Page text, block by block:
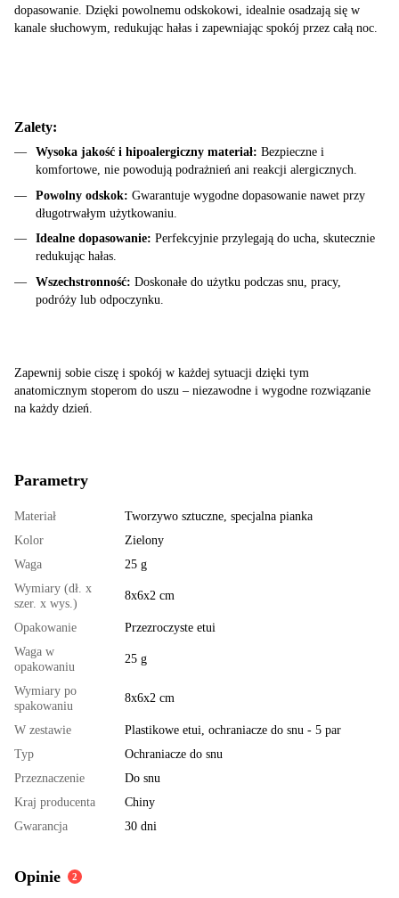
dopasowanie. Dzięki powolnemu odskokowi, idealnie osadzają się w
kanale słuchowym, redukując hałas i zapewniając spokój przez całą noc.
Zalety:
Wysoka jakość i hipoalergiczny materiał: Bezpieczne i
komfortowe, nie powodują podrażnień ani reakcji alergicznych.
Powolny odskok: Gwarantuje wygodne dopasowanie nawet przy
długotrwałym użytkowaniu.
Idealne dopasowanie: Perfekcyjnie przylegają do ucha, skutecznie
redukując hałas.
Wszechstronność: Doskonałe do użytku podczas snu, pracy,
podróży lub odpoczynku.
Zapewnij sobie ciszę i spokój w każdej sytuacji dzięki tym
anatomicznym stoperom do uszu – niezawodne i wygodne rozwiązanie
na każdy dzień.
Parametry
Materiał
Tworzywo sztuczne, specjalna pianka
Kolor
Zielony
Waga
25 g
Wymiary (dł. x
szer. x wys.)
8x6x2 cm
Opakowanie
Przezroczyste etui
Waga w
opakowaniu
25 g
Wymiary po
spakowaniu
8х6х2 cm
W zestawie
Plastikowe etui, ochraniacze do snu - 5 par
Typ
Ochraniacze do snu
Przeznaczenie
Do snu
Kraj producenta
Chiny
Gwarancja
30 dni
Opinie 2